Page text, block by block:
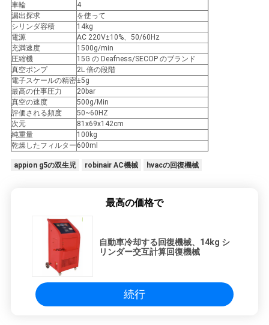
要
求
し
な
さ
い
地
車輪
4
漏出探求
を使って
シリンダ容積
14kg
電源
AC 220V±10%、50/60Hz
充満速度
1500g/min
圧縮機
15G の Deafness/SECOP のブランド
真空ポンプ
2L 倍の段階
電子スケールの精密±5g
最高の仕事圧力
20bar
真空の速度
500g/Min
評価される頻度
50~60HZ
次元
81x69x142cm
純重量
100kg
乾燥したフィルター 600ml
appion g5の双生児 robinair AC機械 hvacの回復機械
最高の価格で
自動車冷却する回復機械、14kg シ
リンダー交互計算回復機械
続行